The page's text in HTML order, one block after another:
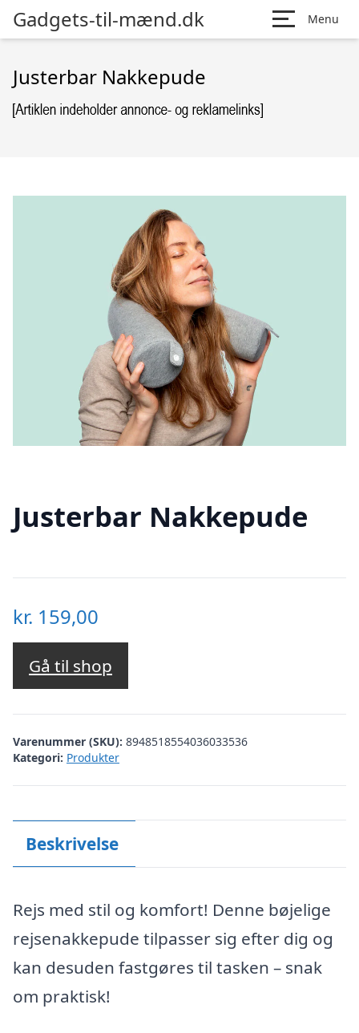
Gadgets-til-mænd.dk Menu
Justerbar Nakkepude
Justerbar Nakkepude
kr. 159,00
Gå til shop
Varenummer (SKU): 8948518554036033536
Kategori: Produkter
Beskrivelse
Rejs med stil og komfort! Denne bøjelige
rejsenakkepude tilpasser sig efter dig og
kan desuden fastgøres til tasken – snak
om praktisk!